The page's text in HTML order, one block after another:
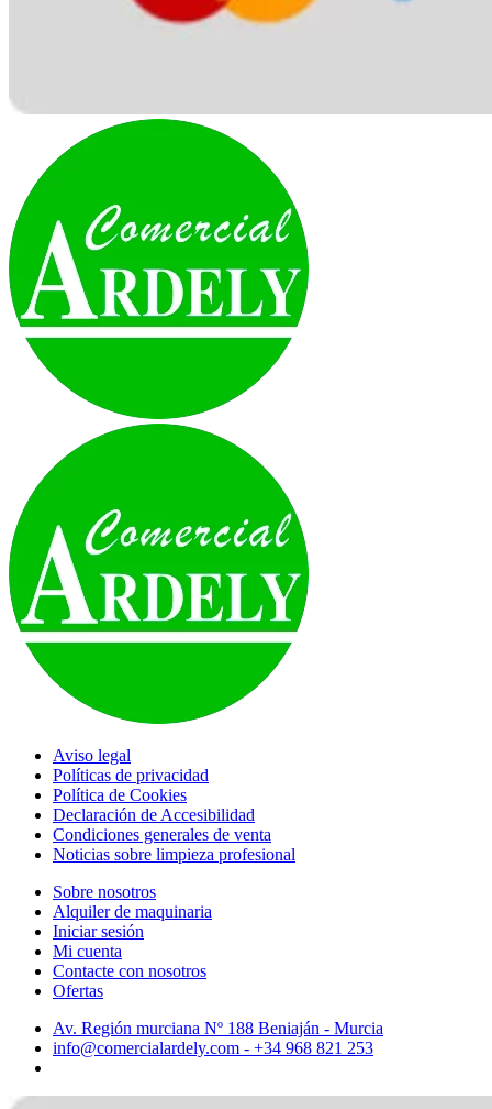
Aviso legal
Políticas de privacidad
Política de Cookies
Declaración de Accesibilidad
Condiciones generales de venta
Noticias sobre limpieza profesional
Sobre nosotros
Alquiler de maquinaria
Iniciar sesión
Mi cuenta
Contacte con nosotros
Ofertas
Av. Región murciana Nº 188 Beniaján - Murcia
info@comercialardely.com - +34 968 821 253